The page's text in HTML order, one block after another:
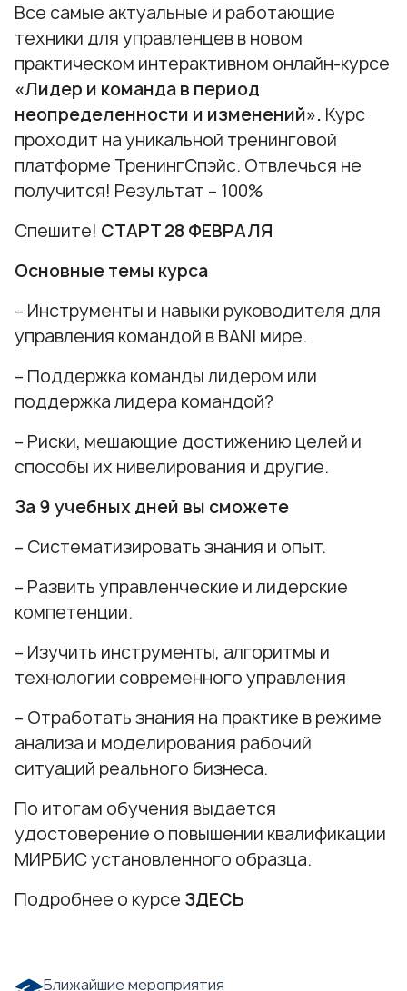
Все самые актуальные и работающие
техники для управленцев в новом
практическом интерактивном онлайн-курсе
«Лидер и команда в период
неопределенности и изменений». Курс
проходит на уникальной тренинговой
платформе ТренингСпэйс. Отвлечься не
получится! Результат – 100%
Спешите! СТАРТ 28 ФЕВРАЛЯ
Основные темы курса
– Инструменты и навыки руководителя для
управления командой в BANI мире.
– Поддержка команды лидером или
поддержка лидера командой?
– Риски, мешающие достижению целей и
способы их нивелирования и другие.
За 9 учебных дней вы сможете
– Систематизировать знания и опыт.
– Развить управленческие и лидерские
компетенции.
– Изучить инструменты, алгоритмы и
технологии современного управления
– Отработать знания на практике в режиме
анализа и моделирования рабочий
ситуаций реального бизнеса.
По итогам обучения выдается
удостоверение о повышении квалификации
МИРБИС установленного образца.
Подробнее о курсе ЗДЕСЬ
Ближайшие мероприятия